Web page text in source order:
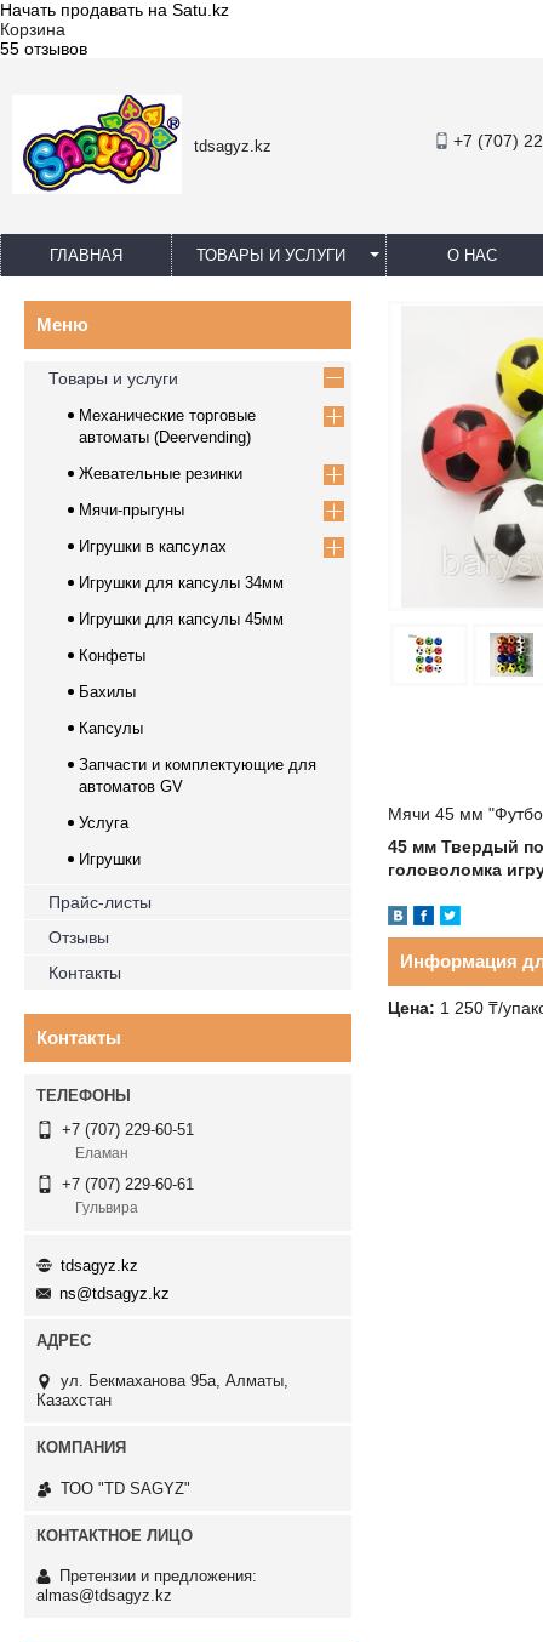
Начать продавать на Satu.kz
Корзина
55 отзывов
tdsagyz.kz +7 (707)
ГЛАВНАЯ ТОВАРЫ И УСЛУГИ О НАС
Мячи 45 мм
45 мм Твердый
головоломка
Информация
Цена: 1 250 ₸/
Товары и услуги
Механические торговые
автоматы (Deervending)
Жевательные резинки
Мячи-прыгуны
Игрушки в капсулах
Игрушки для капсулы 34мм
Игрушки для капсулы 45мм
Конфеты
Бахилы
Капсулы
Запчасти и комплектующие для
автоматов GV
Услуга
Игрушки
Прайс-листы
Отзывы
Контакты
Контакты
+7 (707) 229-60-51
Еламан
+7 (707) 229-60-61
Гульвира
tdsagyz.kz
ns@tdsagyz.kz
ул. Бекмаханова 95а, Алматы,
Казахстан
ТОО "TD SAGYZ"
Претензии и предложения:
almas@tdsagyz.kz